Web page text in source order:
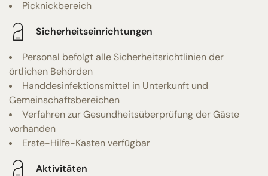
Picknickbereich
Sicherheitseinrichtungen
Personal befolgt alle Sicherheitsrichtlinien der
örtlichen Behörden
Handdesinfektionsmittel in Unterkunft und
Gemeinschaftsbereichen
Verfahren zur Gesundheitsüberprüfung der Gäste
vorhanden
Erste-Hilfe-Kasten verfügbar
Aktivitäten